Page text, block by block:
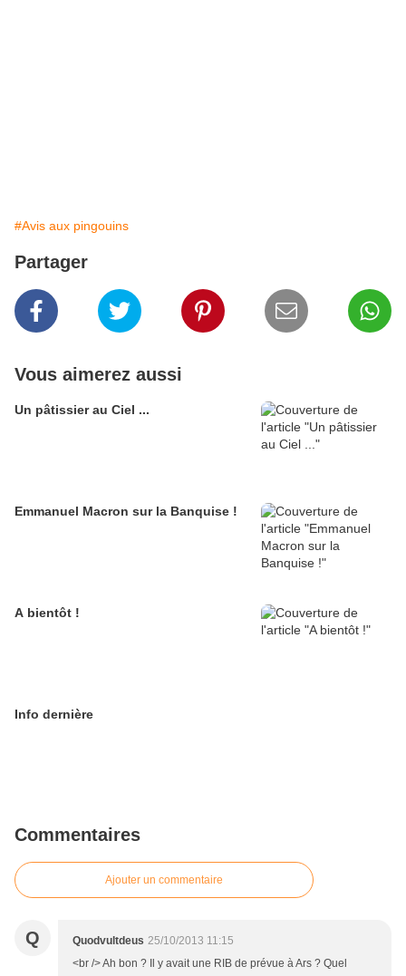
#Avis aux pingouins
Partager
Vous aimerez aussi
Un pâtissier au Ciel ...
Emmanuel Macron sur la Banquise !
A bientôt !
Info dernière
Commentaires
Ajouter un commentaire
Q Quodvultdeus 25/10/2013 11:15
<br /> Ah bon ? Il y avait une RIB de prévue à Ars ? Quel